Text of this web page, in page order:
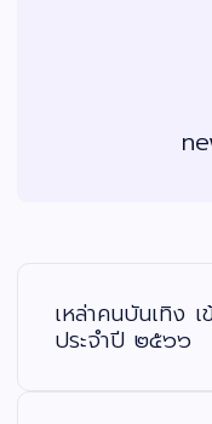
เหล่าคนบันเทิง
ประจำปี ๒๕๖๖